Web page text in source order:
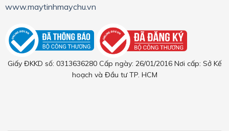
www.maytinhmaychu.vn
Giấy ĐKKD số: 0313636280 Cấp ngày: 26/01/2016 Nơi cấp: Sở Kế
hoạch và Đầu tư TP. HCM